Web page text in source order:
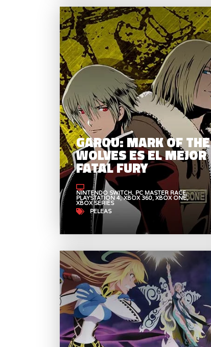
GAROU: MARK OF THE
WOLVES ES EL MEJOR
FATAL FURY
NINTENDO SWITCH PC MASTER RACE
PLAYSTATION 4 XBOX 360 XBOX ONE
XBOX SERIES
PELEAS